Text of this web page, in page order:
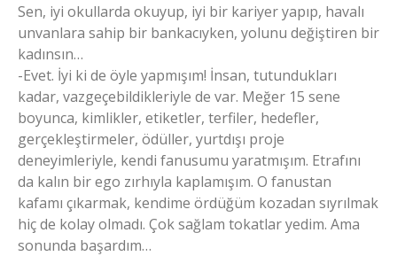
Sen, iyi okullarda okuyup, iyi bir kariyer yapıp, havalı
unvanlara sahip bir bankacıyken, yolunu değiştiren bir
kadınsın…
-Evet. İyi ki de öyle yapmışım! İnsan, tutundukları
kadar, vazgeçebildikleriyle de var. Meğer 15 sene
boyunca, kimlikler, etiketler, terfiler, hedefler,
gerçekleştirmeler, ödüller, yurtdışı proje
deneyimleriyle, kendi fanusumu yaratmışım. Etrafını
da kalın bir ego zırhıyla kaplamışım. O fanustan
kafamı çıkarmak, kendime ördüğüm kozadan sıyrılmak
hiç de kolay olmadı. Çok sağlam tokatlar yedim. Ama
sonunda başardım…